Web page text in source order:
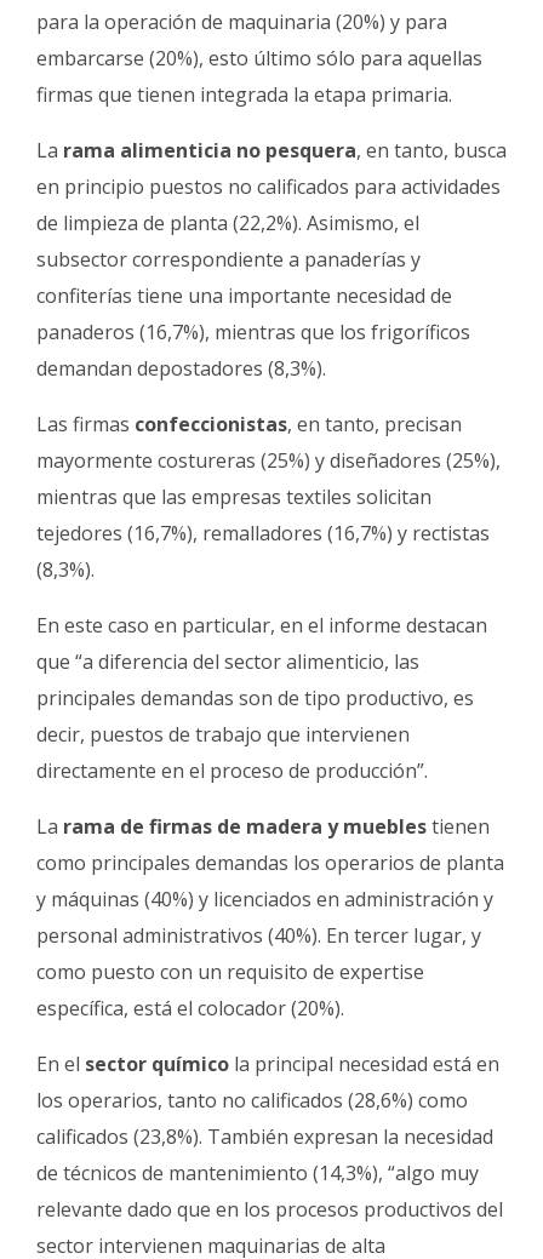
para la operación de maquinaria (20%) y para
embarcarse (20%), esto último sólo para aquellas
firmas que tienen integrada la etapa primaria.
La rama alimenticia no pesquera, en tanto, busca
en principio puestos no calificados para actividades
de limpieza de planta (22,2%). Asimismo, el
subsector correspondiente a panaderías y
confiterías tiene una importante necesidad de
panaderos (16,7%), mientras que los frigoríficos
demandan depostadores (8,3%).
Las firmas confeccionistas, en tanto, precisan
mayormente costureras (25%) y diseñadores (25%),
mientras que las empresas textiles solicitan
tejedores (16,7%), remalladores (16,7%) y rectistas
(8,3%).
En este caso en particular, en el informe destacan
que “a diferencia del sector alimenticio, las
principales demandas son de tipo productivo, es
decir, puestos de trabajo que intervienen
directamente en el proceso de producción”.
La rama de firmas de madera y mueblestienen
como principales demandas los operarios de planta
y máquinas (40%) y licenciados en administración y
personal administrativos (40%). En tercer lugar, y
como puesto con un requisito de expertise
específica, está el colocador (20%).
En el sector químico la principal necesidad está en
los operarios, tanto no calificados (28,6%) como
calificados (23,8%). También expresan la necesidad
de técnicos de mantenimiento (14,3%), “algo muy
relevante dado que en los procesos productivos del
sector intervienen maquinarias de alta